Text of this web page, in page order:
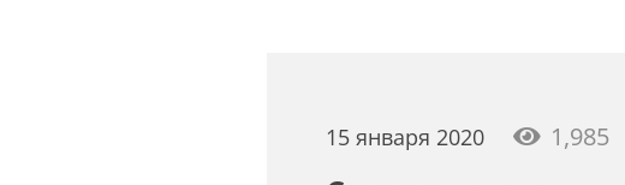
15 января 2020 1,985